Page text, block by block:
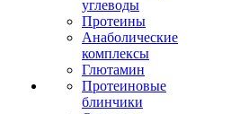
углеводы
Протеины
Анаболические
комплексы
Глютамин
Протеиновые
блинчики